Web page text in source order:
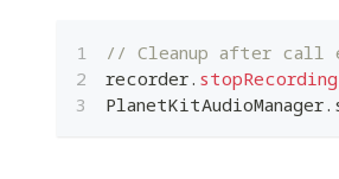
// Cleanup after call
recorder. stopRecording
PlanetKitAudioManager.